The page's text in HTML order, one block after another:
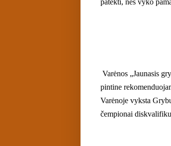
patekti, nes vyko
Varėnos „Jaunasis
pintine
Varėnoje vyksta
čempionai